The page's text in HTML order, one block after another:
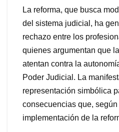
La reforma, que busca
del sistema judicial, ha
rechazo entre los
quienes argumentan que
atentan contra la
Poder Judicial. La
representación simbólica
consecuencias que,
implementación de la